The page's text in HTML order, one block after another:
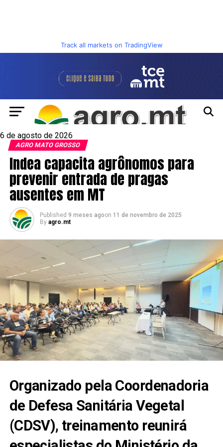
Track all markets on TradingView
6 de agosto de 2026
AGRO MATO GROSSO
Indea capacita agrônomos para
prevenir entrada de pragas
ausentes em MT
Published 9 meses agoon 11 de novembro de 2025
By agro.mt
Organizado pela Coordenadoria
de Defesa Sanitária Vegetal
(CDSV), treinamento reunirá